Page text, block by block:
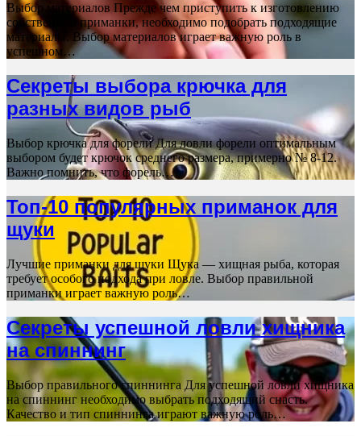
Выбор материалов Прежде чем приступить к изготовлению
собственной приманки, необходимо подобрать подходящие
материалы. Выбор материалов играет важную роль в
успешном…
Секреты выбора крючка для
разных видов рыб
Выбор крючка для форели Для ловли форели оптимальным
выбором будет крючок среднего размера, примерно № 8-12.
Важно помнить, что форель…
Топ-10 популярных приманок для
щуки
Лучшие приманки для щуки Щука — хищная рыба, которая
требует особого подхода при ловле. Выбор правильной
приманки играет важную роль…
Секреты успешной ловли хищника
на спиннинг
Выбор правильного спиннинга Для успешной ловли хищника
на спиннинг необходимо выбрать подходящий снасть.
Качество и тип спиннинга играют важную роль…